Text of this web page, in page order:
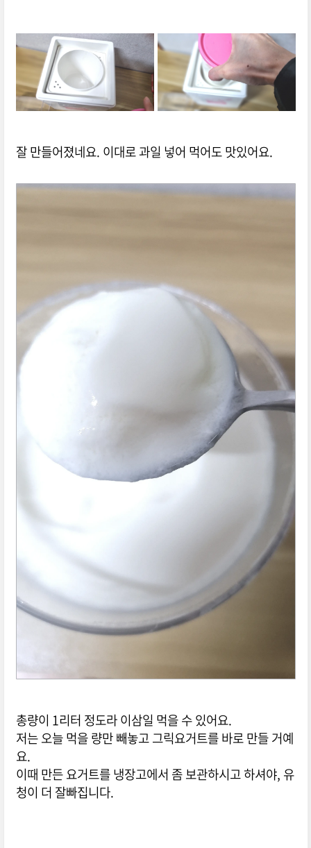
잘 만들어졌네요. 이대로 과일 넣어 먹어도 맛있어요.
총량이 1리터 정도라 이삼일 먹을 수 있어요.
저는 오늘 먹을 량만 빼놓고 그릭요거트를 바로 만들 거예
요.
이때 만든 요거트를 냉장고에서 좀 보관하시고 하셔야, 유
청이 더 잘빠집니다.